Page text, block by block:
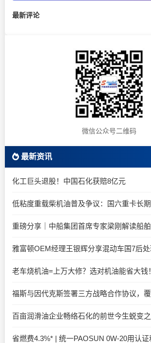
最新评论
微信公众号二维码
最新资讯
化工巨头退股！中国石化获赔8亿元
重磅分享｜中船集团首席专家梁刚解读船
老车烧机油=上万大修？选对机油能省大钱！
福斯与因代克斯签署三方战略合作协议，
百亩润滑油企业畅络石化的前世今生蜕变
省燃费4.3%* | 统一PAOSUN 0W-20用认